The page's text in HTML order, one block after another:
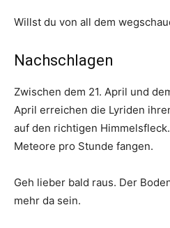
Willst du von all dem
Nachschlagen
Zwischen dem 21. April und
April erreichen die Lyriden
auf den richtigen
Meteore pro Stunde fangen.
Geh lieber bald raus. Der
mehr da sein.